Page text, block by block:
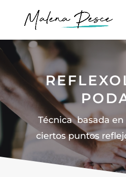
Técnica basada
ciertos puntos